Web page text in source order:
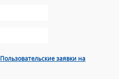
Пользовательские заявки на